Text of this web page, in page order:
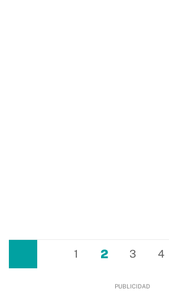
1 2 3 4